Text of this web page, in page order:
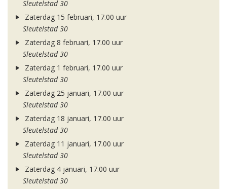
Sleutelstad 30
Zaterdag 15 februari, 17.00 uur
Sleutelstad 30
Zaterdag 8 februari, 17.00 uur
Sleutelstad 30
Zaterdag 1 februari, 17.00 uur
Sleutelstad 30
Zaterdag 25 januari, 17.00 uur
Sleutelstad 30
Zaterdag 18 januari, 17.00 uur
Sleutelstad 30
Zaterdag 11 januari, 17.00 uur
Sleutelstad 30
Zaterdag 4 januari, 17.00 uur
Sleutelstad 30